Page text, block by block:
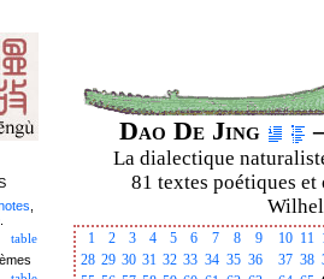
Dao De Jing
La dialectique
81 textes poétiques
1 2 3 4 5 6 7 8 9 10 11
28 29 30 31 32 33 34 35 36 37 38
table